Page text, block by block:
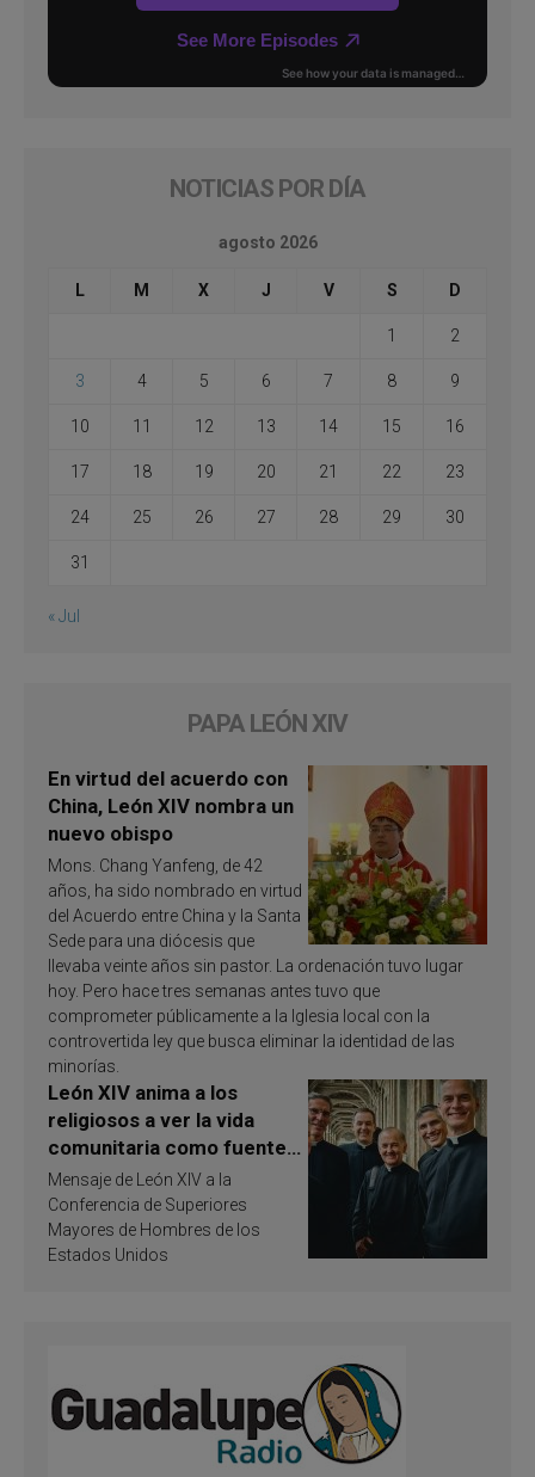
NOTICIAS POR DÍA
agosto 2026
L M X J V S D
1 2
3 4 5 6 7 8 9
10 11 12 13 14 15 16
17 18 19 20 21 22 23
24 25 26 27 28 29 30
31
« Jul
PAPA LEÓN XIV
En virtud del acuerdo con
China, León XIV nombra un
nuevo obispo
Mons. Chang Yanfeng, de 42
años, ha sido nombrado en virtud
del Acuerdo entre China y la Santa
Sede para una diócesis que
llevaba veinte años sin pastor. La ordenación tuvo lugar
hoy. Pero hace tres semanas antes tuvo que
comprometer públicamente a la Iglesia local con la
controvertida ley que busca eliminar la identidad de las
minorías.
León XIV anima a los
religiosos a ver la vida
comunitaria como fuente
de inspiración y
santificación
Mensaje de León XIV a la
Conferencia de Superiores
Mayores de Hombres de los
Estados Unidos